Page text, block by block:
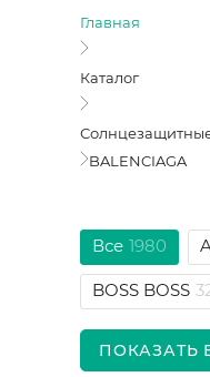
Главная
Каталог
BALENCIAGA
Все 1980
BOSS BOSS
ПОКАЗАТЬ